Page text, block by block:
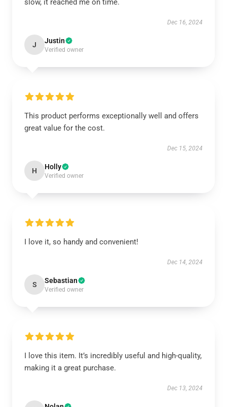
slow, it reached me on time.
Dec 16, 2024
J Justin
Verified owner
This product performs exceptionally well and offers
great value for the cost.
Dec 15, 2024
H Holly
Verified owner
I love it, so handy and convenient!
Dec 14, 2024
S Sebastian
Verified owner
I love this item. It’s incredibly useful and high-quality,
making it a great purchase.
Dec 13, 2024